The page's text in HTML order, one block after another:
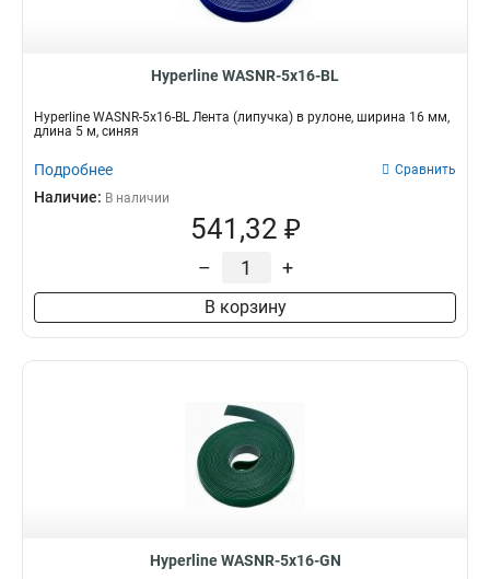
Hyperline WASNR-5x16-BL
Hyperline WASNR-5x16-BL Лента (липучка) в рулоне, ширина 16 мм,
длина 5 м, синяя
Подробнее Сравнить
Наличие: В наличии
541,32 ₽
– +
В корзину
Hyperline WASNR-5x16-GN